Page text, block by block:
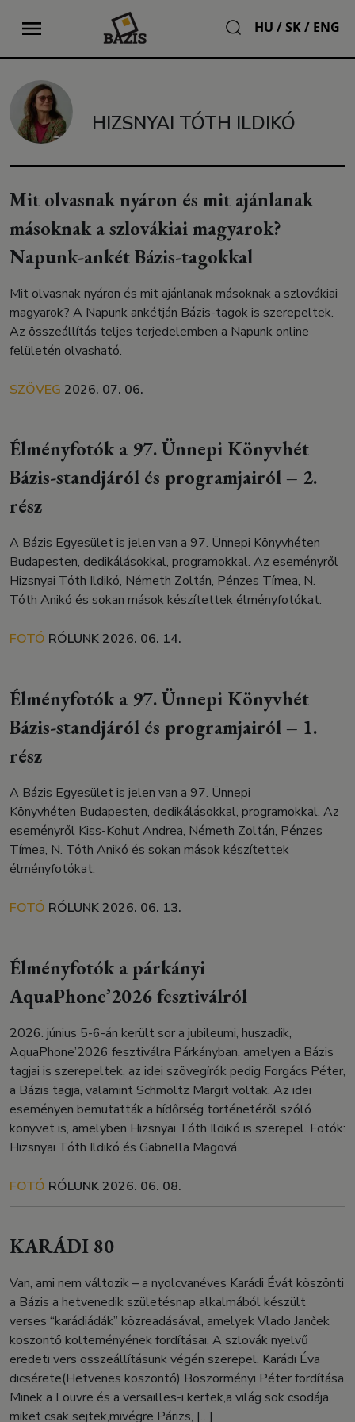
HU /SK/ ENG
HIZSNYAI TÓTH ILDIKÓ
Mit olvasnak nyáron és mit ajánlanak
másoknak a szlovákiai magyarok?
Napunk-ankét Bázis-tagokkal
Mit olvasnak nyáron és mit ajánlanak másoknak a szlovákiai
magyarok? A Napunk ankétján Bázis-tagok is szerepeltek.
Az összeállítás teljes terjedelemben a Napunk online
felületén olvasható.
SZÖVEG 2026. 07. 06.
Élményfotók a 97. Ünnepi Könyvhét
Bázis-standjáról és programjairól – 2.
rész
A Bázis Egyesület is jelen van a 97. Ünnepi Könyvhéten
Budapesten, dedikálásokkal, programokkal. Az eseményről
Hizsnyai Tóth Ildikó, Németh Zoltán, Pénzes Tímea, N.
Tóth Anikó és sokan mások készítettek élményfotókat.
FOTÓ RÓLUNK2026. 06. 14.
Élményfotók a 97. Ünnepi Könyvhét
Bázis-standjáról és programjairól – 1.
rész
A Bázis Egyesület is jelen van a 97. Ünnepi
Könyvhéten Budapesten, dedikálásokkal, programokkal. Az
eseményről Kiss-Kohut Andrea, Németh Zoltán, Pénzes
Tímea, N. Tóth Anikó és sokan mások készítettek
élményfotókat.
FOTÓ RÓLUNK2026. 06. 13.
Élményfotók a párkányi
AquaPhone’2026 fesztiválról
2026. június 5-6-án került sor a jubileumi, huszadik,
AquaPhone’2026 fesztiválra Párkányban, amelyen a Bázis
tagjai is szerepeltek, az idei szövegírók pedig Forgács Péter,
a Bázis tagja, valamint Schmöltz Margit voltak. Az idei
eseményen bemutatták a hídőrség történetéről szóló
könyvet is, amelyben Hizsnyai Tóth Ildikó is szerepel. Fotók:
Hizsnyai Tóth Ildikó és Gabriella Magová.
FOTÓ RÓLUNK2026. 06. 08.
KARÁDI 80
Van, ami nem változik – a nyolcvanéves Karádi Évát köszönti
a Bázis a hetvenedik születésnap alkalmából készült
verses “karádiádák” közreadásával, amelyek Vlado Janček
köszöntő költeményének fordításai. A szlovák nyelvű
eredeti vers összeállításunk végén szerepel. Karádi Éva
dicsérete(Hetvenes köszöntő) Böszörményi Péter fordítása
Minek a Louvre és a versailles-i kertek,a világ sok csodája,
miket csak sejtek,mivégre Párizs, […]